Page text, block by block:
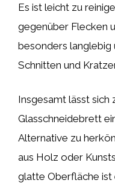
Es ist leicht zu
gegenüber Flecken
besonders
Schnitten und
Insgesamt lässt sich
Glasschneidebrett
Alternative zu
aus Holz oder
glatte Oberfläche ist